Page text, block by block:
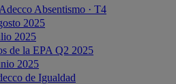
Absentismo · T4
2025
2025
de la EPA Q2 2025
2025
de Igualdad